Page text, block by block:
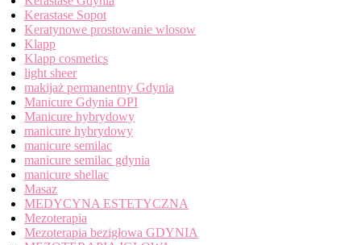
Kerastase Sopot
Keratynowe prostowanie wlosow
Klapp
Klapp cosmetics
light sheer
makijaż permanentny Gdynia
Manicure Gdynia OPI
Manicure hybrydowy
manicure hybrydowy
manicure semilac
manicure semilac gdynia
manicure shellac
Masaz
MEDYCYNA ESTETYCZNA
Mezoterapia
Mezoterapia bezigłowa GDYNIA